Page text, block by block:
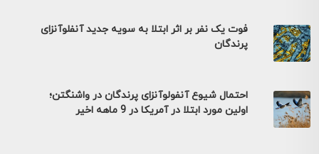
فوت یک نفر بر اثر ابتلا به سویه جدید آنفلوآنزای
پرندگان
احتمال شیوع آنفولوآنزای پرندگان در واشنگتن؛
اولین مورد ابتلا در آمریکا در 9 ماهه اخیر